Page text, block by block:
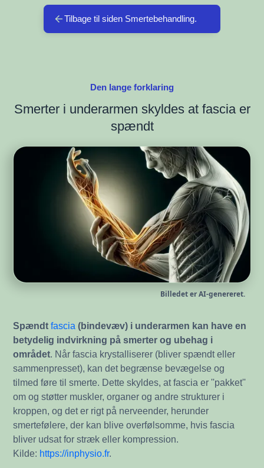
Tilbage til siden Smertebehandling.
Den lange forklaring
Smerter i underarmen skyldes at fascia er
spændt
Billedet er AI-genereret.
Spændtfascia (bindevæv) i underarmen kan have en
betydelig indvirkning på smerter og ubehag i
området . Når fascia krystalliserer (bliver spændt eller
sammenpresset), kan det begrænse bevægelse og
tilmed føre til smerte. Dette skyldes, at fascia er ''pakket''
om og støtter muskler, organer og andre strukturer i
kroppen, og det er rigt på nerveender, herunder
smertefølere, der kan blive overfølsomme, hvis fascia
bliver udsat for stræk eller kompression.
Kilde: https://inphysio.fr.